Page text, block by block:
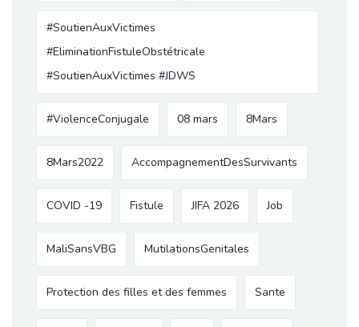
#SoutienAuxVictimes
#EliminationFistuleObstétricale
#SoutienAuxVictimes #JDWS
#ViolenceConjugale 08 mars 8Mars
8Mars2022 AccompagnementDesSurvivants
COVID -19 Fistule JIFA 2026 Job
MaliSansVBG MutilationsGenitales
Protection des filles et des femmes Sante